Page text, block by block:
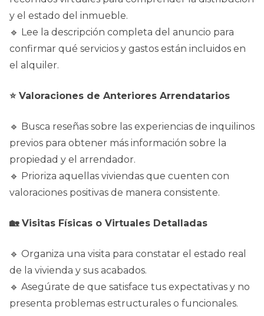
y el estado del inmueble.
🔹 Lee la descripción completa del anuncio para
confirmar qué servicios y gastos están incluidos en
el alquiler.
⭐ Valoraciones de Anteriores Arrendatarios
🔹 Busca reseñas sobre las experiencias de inquilinos
previos para obtener más información sobre la
propiedad y el arrendador.
🔹 Prioriza aquellas viviendas que cuenten con
valoraciones positivas de manera consistente.
🏡 Visitas Físicas o Virtuales Detalladas
🔹 Organiza una visita para constatar el estado real
de la vivienda y sus acabados.
🔹 Asegúrate de que satisface tus expectativas y no
presenta problemas estructurales o funcionales.